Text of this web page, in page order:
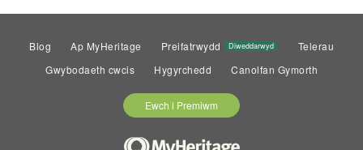
Blog Ap MyHeritage Preifatrwydd Diweddarwyd
Telerau
Gwybodaeth cwcis
Hygyrchedd Canolfan Gymorth
Ewch i Premiwm